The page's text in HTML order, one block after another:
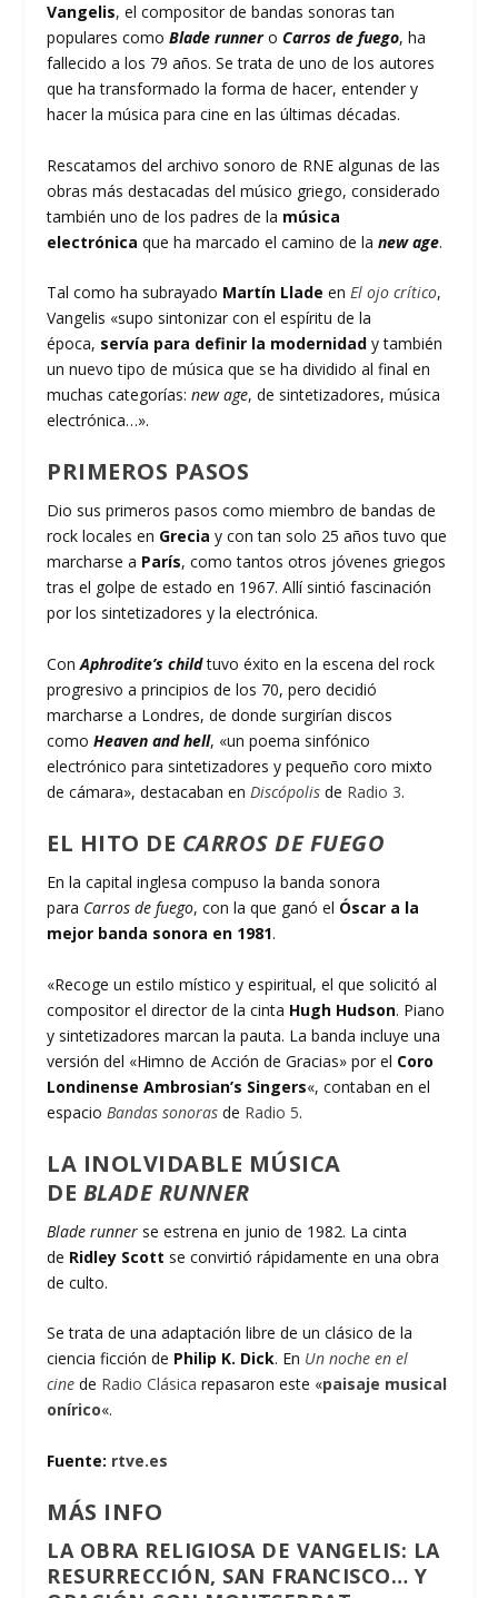
Vangelis, el compositor de bandas sonoras tan
populares comoBlade runneroCarros de fuego, ha
fallecido a los 79 años. Se trata de uno de los autores
que ha transformado la forma de hacer, entender y
hacer la música para cine en las últimas décadas.
Rescatamos del archivo sonoro de RNE algunas de las
obras más destacadas del músico griego, considerado
también uno de los padres de la música
electrónica que ha marcado el camino de lanew age.
Tal como ha subrayado Martín Llade enEl ojo crítico,
Vangelis «supo sintonizar con el espíritu de la
época, servía para definir la modernidad y también
un nuevo tipo de música que se ha dividido al final en
muchas categorías:new age, de sintetizadores, música
electrónica…».
PRIMEROS PASOS
Dio sus primeros pasos como miembro de bandas de
rock locales en Greciay con tan solo 25 años tuvo que
marcharse a París, como tantos otros jóvenes griegos
tras el golpe de estado en 1967. Allí sintió fascinación
por los sintetizadores y la electrónica.
ConAphrodite’s childtuvo éxito en la escena del rock
progresivo a principios de los 70, pero decidió
marcharse a Londres, de donde surgirían discos
comoHeaven and hell, «un poema sinfónico
electrónico para sintetizadores y pequeño coro mixto
de cámara», destacaban en Discópolis de Radio 3.
EL HITO DE CARROS DE FUEGO
En la capital inglesa compuso la banda sonora
para Carros de fuego, con la que ganó el Óscar a la
mejor banda sonora en 1981.
«Recoge un estilo místico y espiritual, el que solicitó al
compositor el director de la cinta Hugh Hudson. Piano
y sintetizadores marcan la pauta. La banda incluye una
versión del «Himno de Acción de Gracias» por el Coro
Londinense Ambrosian’s Singers«, contaban en el
espacio Bandas sonoras de Radio 5.
LA INOLVIDABLE MÚSICA
DE BLADE RUNNER
Blade runner se estrena en junio de 1982. La cinta
de Ridley Scott se convirtió rápidamente en una obra
de culto.
Se trata de una adaptación libre de un clásico de la
ciencia ficción de Philip K. Dick. En Un noche en el
cine de Radio Clásica repasaron este «paisaje musical
onírico«.
Fuente: rtve.es
MÁS INFO
LA OBRA RELIGIOSA DE VANGELIS: LA
RESURRECCIÓN, SAN FRANCISCO… Y